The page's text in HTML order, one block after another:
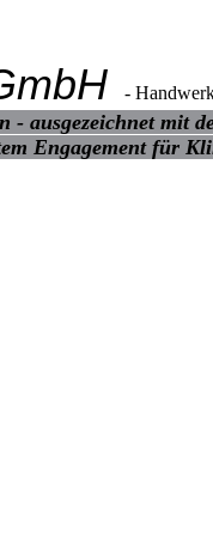
-
- ausgezeichnet mit
Engagement für